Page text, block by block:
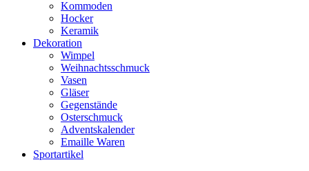
Kommoden
Hocker
Keramik
Dekoration
Wimpel
Weihnachtsschmuck
Vasen
Gläser
Gegenstände
Osterschmuck
Adventskalender
Emaille Waren
Sportartikel